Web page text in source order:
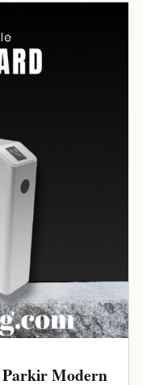
Parkir Modern